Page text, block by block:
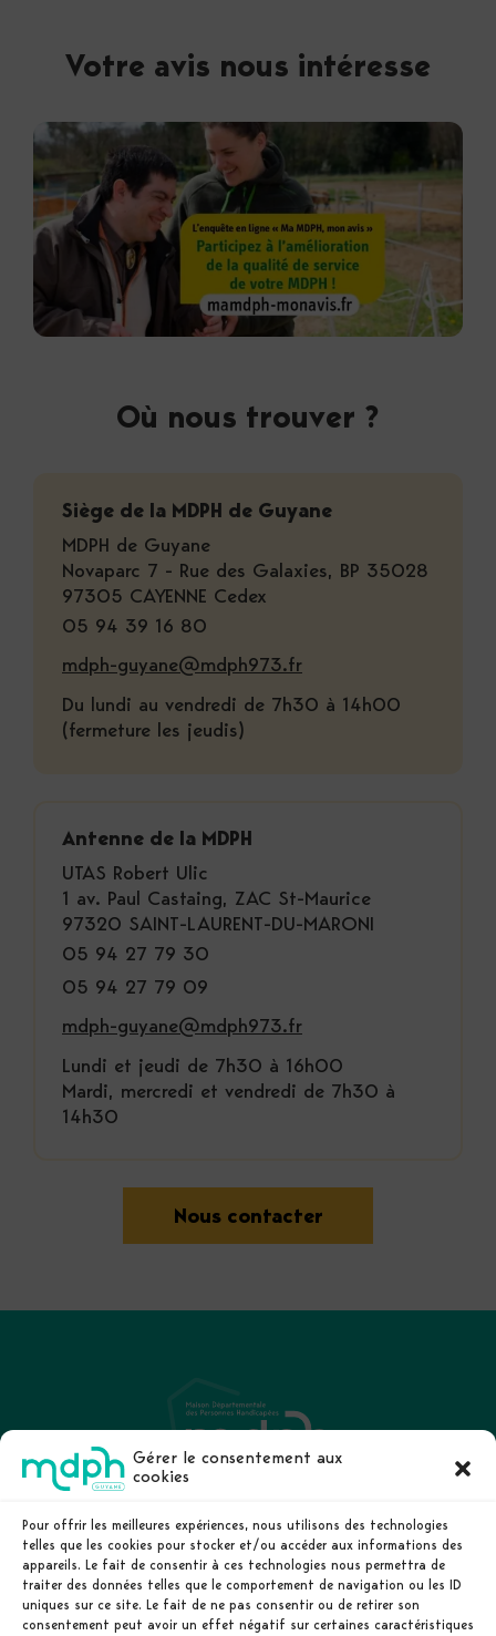
Gérer le consentement aux
cookies
Pour offrir les meilleures expériences, nous utilisons des technologies
telles que les cookies pour stocker et/ou accéder aux informations des
appareils. Le fait de consentir à ces technologies nous permettra de
traiter des données telles que le comportement de navigation ou les ID
uniques sur ce site. Le fait de ne pas consentir ou de retirer son
consentement peut avoir un effet négatif sur certaines caractéristiques
Votre avis nous intéresse
Où nous trouver ?
Siège de la MDPH de Guyane
MDPH de Guyane
Novaparc 7 - Rue des Galaxies, BP 35028
97305 CAYENNE Cedex
05 94 39 16 80
mdph-guyane@mdph973.fr
Du lundi au vendredi de 7h30 à 14h00
(fermeture les jeudis)
Antenne de la MDPH
UTAS Robert Ulic
1 av. Paul Castaing, ZAC St-Maurice
97320 SAINT-LAURENT-DU-MARONI
05 94 27 79 30
05 94 27 79 09
mdph-guyane@mdph973.fr
Lundi et jeudi de 7h30 à 16h00
Mardi, mercredi et vendredi de 7h30 à
14h30
Nous contacter
La MDPH de Guyane
Droits et prestations
La demande
Déposer un dossier